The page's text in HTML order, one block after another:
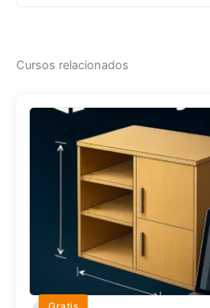
Cursos relacionados